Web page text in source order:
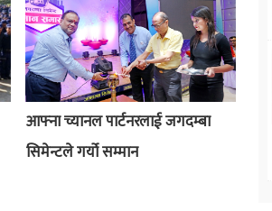
आफ्ना च्यानल पार्टनरलाई जगदम्बा
सिमेन्टले गर्यो सम्मान